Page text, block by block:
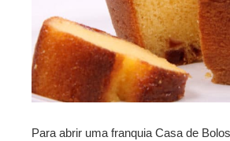
Para abrir uma franquia Casa de